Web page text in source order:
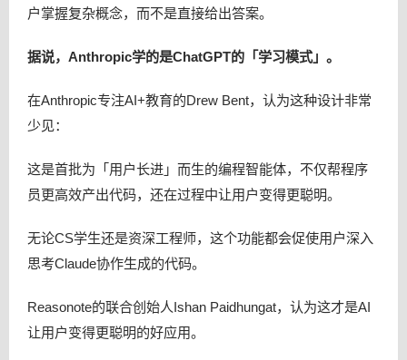
户掌握复杂概念，而不是直接给出答案。
据说，Anthropic学的是ChatGPT的「学习模式」。
在Anthropic专注AI+教育的Drew Bent，认为这种设计非常
少见：
这是首批为「用户长进」而生的编程智能体，不仅帮程序
员更高效产出代码，还在过程中让用户变得更聪明。
无论CS学生还是资深工程师，这个功能都会促使用户深入
思考Claude协作生成的代码。
Reasonote的联合创始人Ishan Paidhungat，认为这才是AI
让用户变得更聪明的好应用。